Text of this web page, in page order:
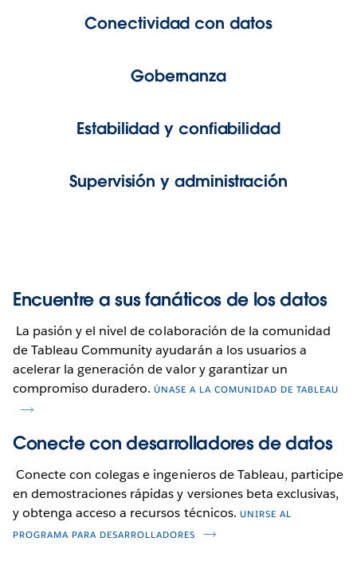
Conectividad con datos
Gobernanza
Estabilidad y confiabilidad
Supervisión y administración
Encuentre a sus fanáticos de los datos
La pasión y el nivel de colaboración de la comunidad
de Tableau Community ayudarán a los usuarios a
acelerar la generación de valor y garantizar un
compromiso duradero.ÚNASE A LA COMUNIDAD DE TABLEAU
Conecte con desarrolladores de datos
Conecte con colegas e ingenieros de Tableau, participe
en demostraciones rápidas y versiones beta exclusivas,
y obtenga acceso a recursos técnicos. UNIRSE AL
PROGRAMA PARA DESARROLLADORES